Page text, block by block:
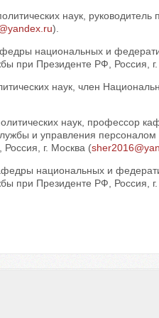
наук,
).
национальных и
при Президенте РФ, Россия,
наук, член
наук, профессор
и управления
г. Москва (
национальных и
при Президенте РФ, Россия,